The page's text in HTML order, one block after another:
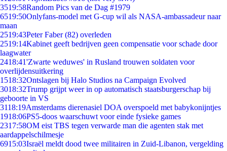
3519:58Random Pics van de Dag #1979
6519:50Onlyfans-model met G-cup wil als NASA-ambassadeur naar
maan
2519:43Peter Faber (82) overleden
2519:14Kabinet geeft bedrijven geen compensatie voor schade door
laagwater
2418:41'Zwarte weduwes' in Rusland trouwen soldaten voor
overlijdensuitkering
1518:32Ontslagen bij Halo Studios na Campaign Evolved
3018:32Trump grijpt weer in op automatisch staatsburgerschap bij
geboorte in VS
3118:19Amsterdams dierenasiel DOA overspoeld met babykonijntjes
1918:06PS5-doos waarschuwt voor einde fysieke games
2317:58OM eist TBS tegen verwarde man die agenten stak met
aardappelschilmesje
6915:03Israël meldt dood twee militairen in Zuid-Libanon, vergelding